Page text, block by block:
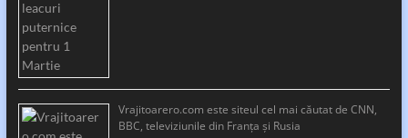
Vrajitoarero.com este siteul cel mai căutat de CNN,
BBC, televiziunile din Franța și Rusia